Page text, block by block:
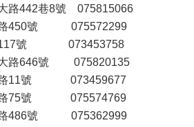
442巷8號 075815066
450號 075572299
117號 073453758
路646號 075820135
11號 073459677
75號 075574769
486號 075362999